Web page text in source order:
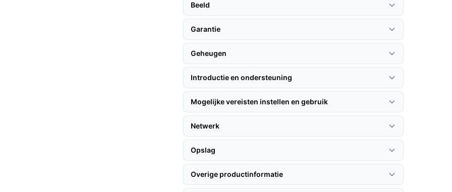
Beeld
Garantie
Geheugen
Introductie en ondersteuning
Mogelijke vereisten instellen en gebruik
Netwerk
Opslag
Overige productinformatie